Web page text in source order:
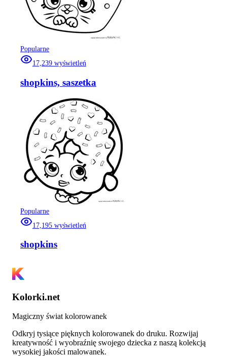
Popularne
17,239 wyświetleń
shopkins, saszetka
Popularne
17,195 wyświetleń
shopkins
Kolorki.net
Magiczny świat kolorowanek
Odkryj tysiące pięknych kolorowanek do druku. Rozwijaj
kreatywność i wyobraźnię swojego dziecka z naszą kolekcją
wysokiej jakości malowanek.